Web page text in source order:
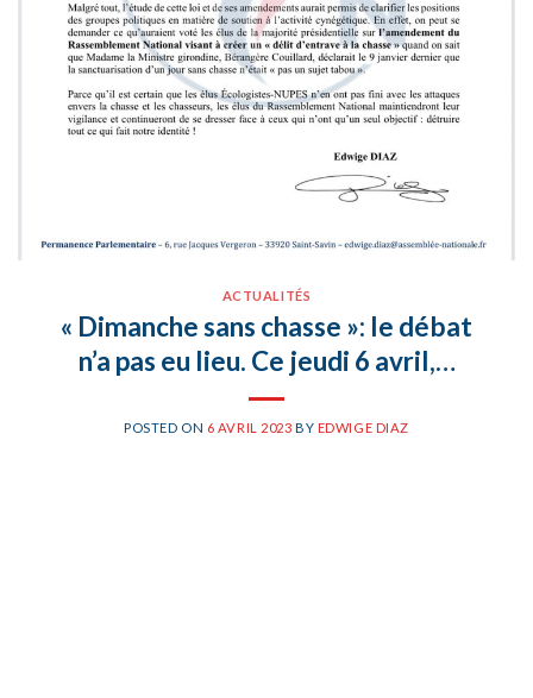
ACTUALITÉS
« Dimanche sans chasse »: le débat
n’a pas eu lieu. Ce jeudi 6 avril,…
POSTED ON 6 AVRIL 2023 BY EDWIGE DIAZ